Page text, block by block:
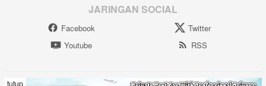
JARINGAN SOCIAL
Facebook
Twitter
Youtube
RSS
tutup